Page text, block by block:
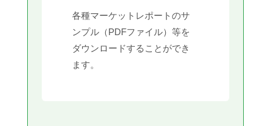
各種マーケットレポートのサ
ンプル（PDFファイル）等を
ダウンロードすることができ
ます。